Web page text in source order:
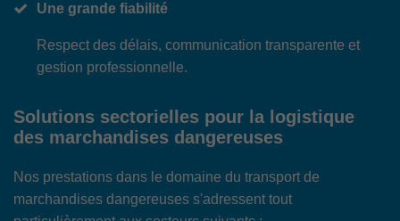
Une grande fiabilité
Respect des délais, communication transparente et
gestion professionnelle.
Solutions sectorielles pour la logistique
des marchandises dangereuses
Nos prestations dans le domaine du transport de
marchandises dangereuses s'adressent tout